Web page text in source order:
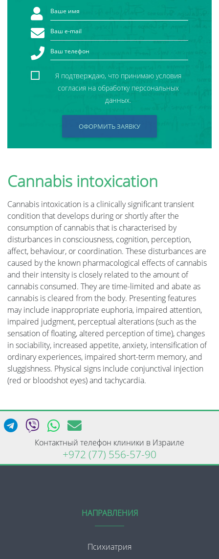
Я подтверждаю, что принимаю условия
согласия на обработку персональных
данных.
ОФОРМИТЬ ЗАЯВКУ
Cannabis intoxication
Cannabis intoxication is a clinically significant transient
condition that develops during or shortly after the
consumption of cannabis that is characterised by
disturbances in consciousness, cognition, perception,
affect, behaviour, or coordination. These disturbances are
caused by the known pharmacological effects of cannabis
and their intensity is closely related to the amount of
cannabis consumed. They are time-limited and abate as
cannabis is cleared from the body. Presenting features
may include inappropriate euphoria, impaired attention,
impaired judgment, perceptual alterations (such as the
sensation of floating, altered perception of time), changes
in sociability, increased appetite, anxiety, intensification of
ordinary experiences, impaired short-term memory, and
sluggishness. Physical signs include conjunctival injection
(red or bloodshot eyes) and tachycardia.
Контактный телефон клиники в Израиле
+972 (77) 556-57-90
НАПРАВЛЕНИЯ
Психиатрия